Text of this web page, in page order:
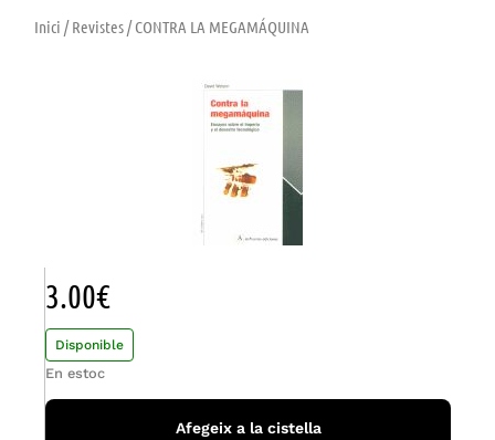
Inici /Revistes/ CONTRA LA MEGAMÁQUINA
3.00€
Disponible
En estoc
Afegeix a la cistella